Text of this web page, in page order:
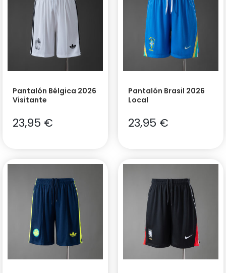
Pantalón Bélgica 2026
Visitante
23,95 €
Pantalón Brasil 2026
Local
23,95 €